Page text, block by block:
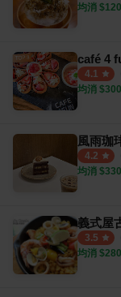
均消 $120
café 4
4.1
均消 $300
風雨珈
4.2
均消 $330
義式屋
3.5
均消 $280